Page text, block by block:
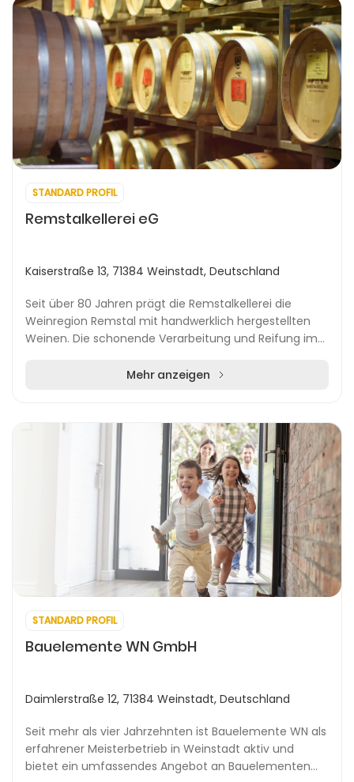
STANDARD PROFIL
Remstalkellerei eG
Kaiserstraße 13, 71384 Weinstadt, Deutschland
Seit über 80 Jahren prägt die Remstalkellerei die
Weinregion Remstal mit handwerklich hergestellten
Weinen. Die schonende Verarbeitung und Reifung im
Mehr anzeigen
STANDARD PROFIL
Bauelemente WN GmbH
Daimlerstraße 12, 71384 Weinstadt, Deutschland
Seit mehr als vier Jahrzehnten ist Bauelemente WN als
erfahrener Meisterbetrieb in Weinstadt aktiv und
bietet ein umfassendes Angebot an Bauelementen